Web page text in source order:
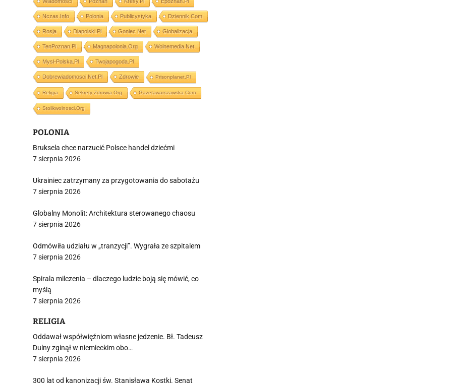
Nczas.info Polonia Publicystyka Dziennik.com
Rosja Dlapolski.pl Goniec.net Globalizacja
TenPoznan.pl Magnapolonia.org Wolnemedia.net
Mysl-Polska.pl Twojapogoda.pl
Dobrewiadomosci.net.pl Zdrowie Prisonplanet.pl
Religia Sekrety-Zdrowia.org Gazetawarszawska.com
Stolikwolnosci.org
POLONIA
Bruksela chce narzucić Polsce handel dziećmi
7 sierpnia 2026
Ukrainiec zatrzymany za przygotowania do sabotażu
7 sierpnia 2026
Globalny Monolit: Architektura sterowanego chaosu
7 sierpnia 2026
Odmówiła udziału w „tranzycji”. Wygrała ze szpitalem
7 sierpnia 2026
Spirala milczenia – dlaczego ludzie boją się mówić, co
myślą
7 sierpnia 2026
RELIGIA
Oddawał współwięźniom własne jedzenie. Bł. Tadeusz
Dulny zginął w niemieckim obo…
7 sierpnia 2026
300 lat od kanonizacji św. Stanisława Kostki. Senat